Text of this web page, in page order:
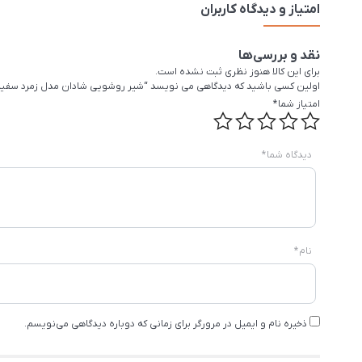
امتیاز و دیدگاه کاربران
نقد و بررسی‌ها
برای این کالا هنوز نظری ثبت نشده است.
اولین کسی باشید که دیدگاهی می نویسد “شیر روشویی شادان مدل زمرد
امتیاز شما*
دیدگاه شما*
نام*
ذخیره نام و ایمیل در مرورگر برای زمانی که دوباره دیدگاهی می‌نویسم.